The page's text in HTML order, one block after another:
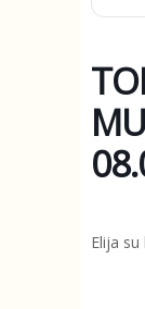
Elija